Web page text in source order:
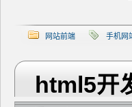
网站前端 手机网
html5开